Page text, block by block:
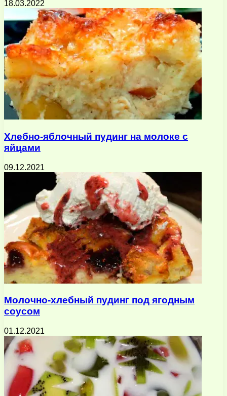
18.03.2022
Хлебно-яблочный пудинг на молоке с
яйцами
09.12.2021
Молочно-хлебный пудинг под ягодным
соусом
01.12.2021